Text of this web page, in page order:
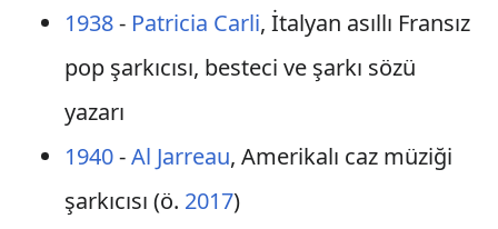
1938- Patricia Carli, İtalyan asıllı Fransız
pop şarkıcısı, besteci ve şarkı sözü
yazarı
1940-Al Jarreau, Amerikalı caz müziği
şarkıcısı (ö. 2017)